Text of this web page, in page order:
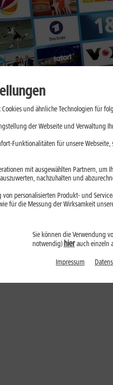
und ähnliche Technologien für
der Webseite und Verwaltung
Funktionalitäten für unsere
mit ausgewählten Partnern, um
nachzuhalten und
von personalisierten Produkt- und
für die Messung der Wirksamkeit
Sie können die Verwendung
notwendig) hierauch einzeln
Impressum